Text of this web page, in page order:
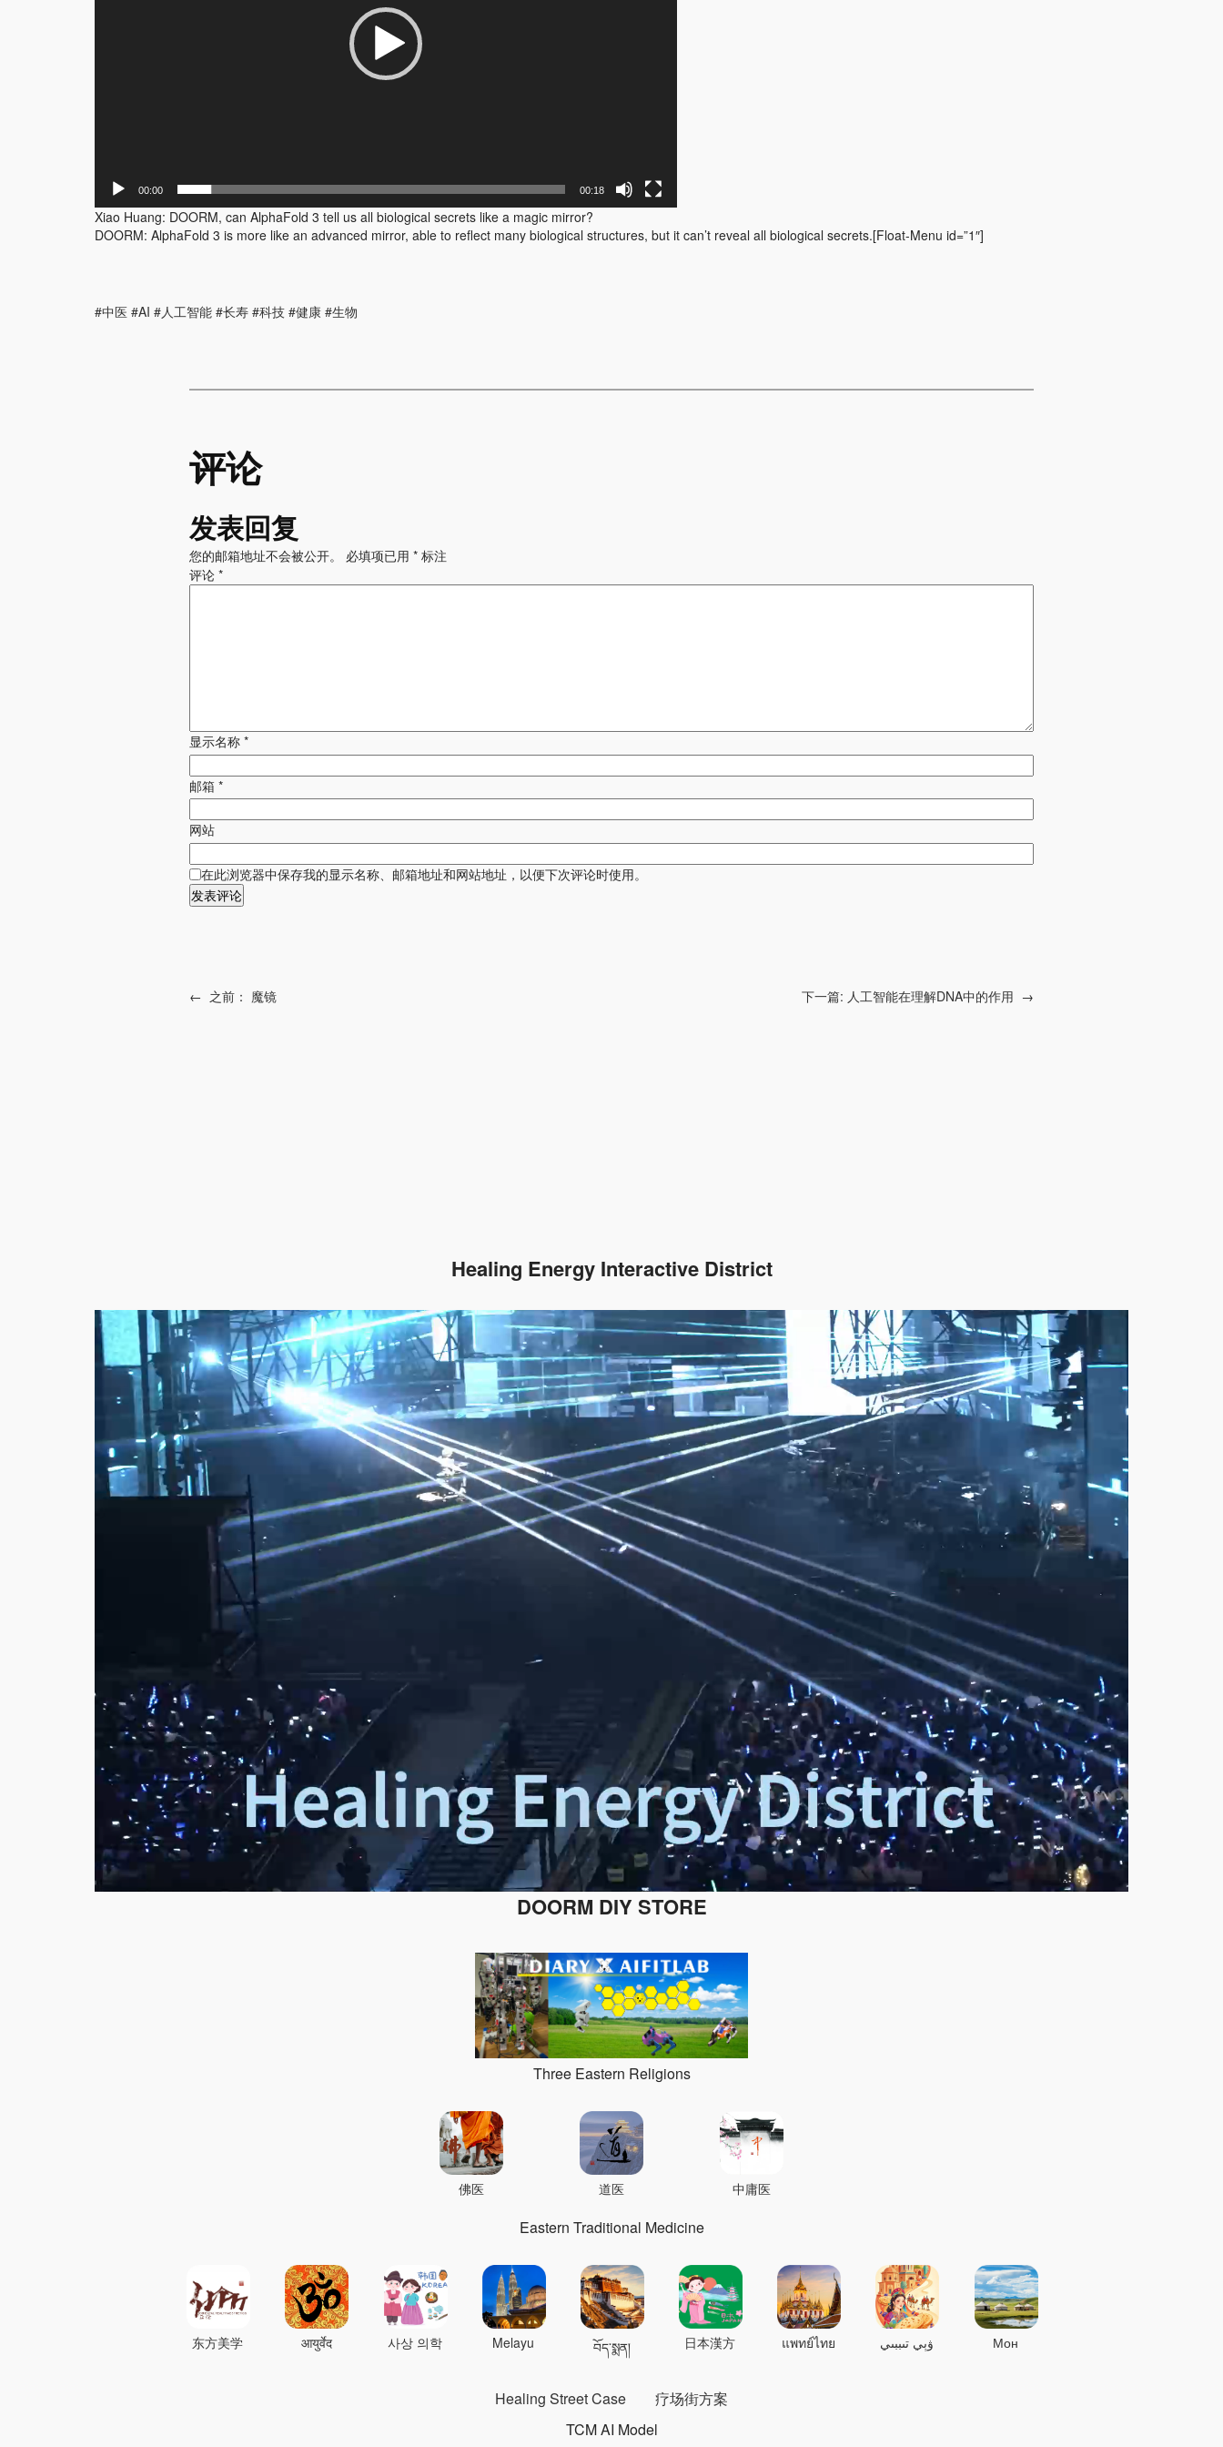
00:00 00:18
Xiao Huang: DOORM, can AlphaFold 3 tell us all biological secrets like a magic mirror?
DOORM: AlphaFold 3 is more like an advanced mirror, able to reflect many biological structures, but it can’t reveal all biological secrets.[Float-Menu id=”1″]
#中医 #AI #人工智能 #长寿 #科技 #健康 #生物
评论
发表回复
您的邮箱地址不会被公开。 必填项已用 * 标注
评论 *
显示名称 *
邮箱 *
网站
在此浏览器中保存我的显示名称、邮箱地址和网站地址，以便下次评论时使用。
← 之前： 魔镜 下一篇: 人工智能在理解DNA中的作用 →
Healing Energy Interactive District
DOORM DIY STORE
Three Eastern Religions
佛医 道医 中庸医
Eastern Traditional Medicine
东方美学 आयुर्वेद 사상 의학 Melayu བོད་སྨན། 日本漢方 แพทย์ไทย ۋېي تىببىي Мон
Healing Street Case
疗场街方案
TCM AI Model